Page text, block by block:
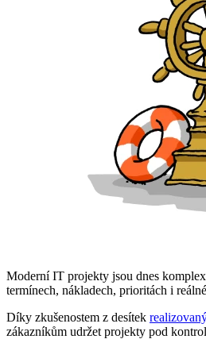
Moderní IT projekty jsou dnes
termínech, nákladech, prioritách i
Díky zkušenostem z desítek
zákazníkům udržet projekty pod